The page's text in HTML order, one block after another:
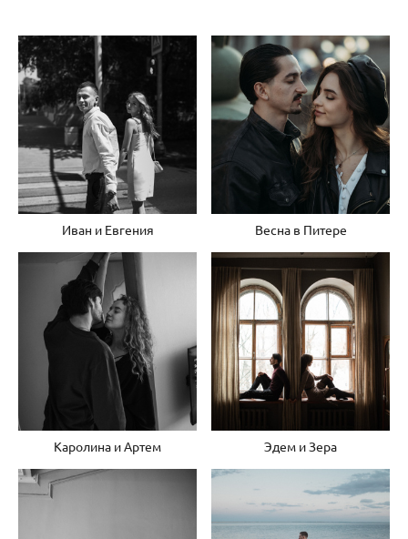
Иван и Евгения Весна в Питере
Каролина и Артем Эдем и Зера